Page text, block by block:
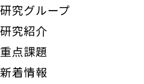
研究グループ
研究紹介
重点課題
新着情報